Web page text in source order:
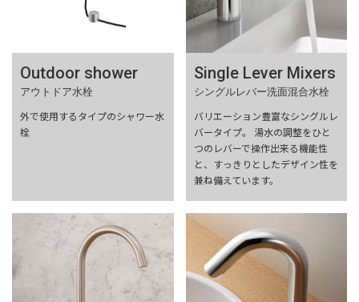
Outdoor shower
アウトドア水栓
外で使用するタイプのシャワー水
栓
Single Lever Mixers
シングルレバー洗面混合水栓
バリエーション豊富なシングルレ
バータイプ。 湯水の調整をひと
つのレバーで操作出来る機能性
と、すっきりとしたデザイン性を
兼ね備えています。